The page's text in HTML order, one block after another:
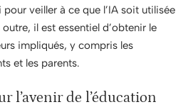
veiller à ce que l’IA soit utilisée
il est essentiel d’obtenir le
impliqués, y compris les
et les parents.
l’avenir de l’éducation